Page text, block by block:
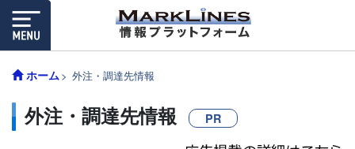
ホーム 外注・調達先情報
外注・調達先情報 PR